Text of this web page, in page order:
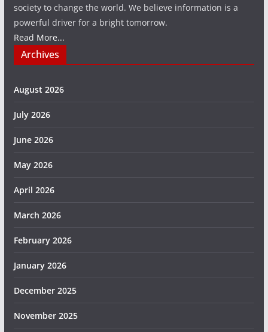
society to change the world. We believe information is a
powerful driver for a bright tomorrow.
Read More...
Archives
August 2026
July 2026
June 2026
May 2026
April 2026
March 2026
February 2026
January 2026
December 2025
November 2025